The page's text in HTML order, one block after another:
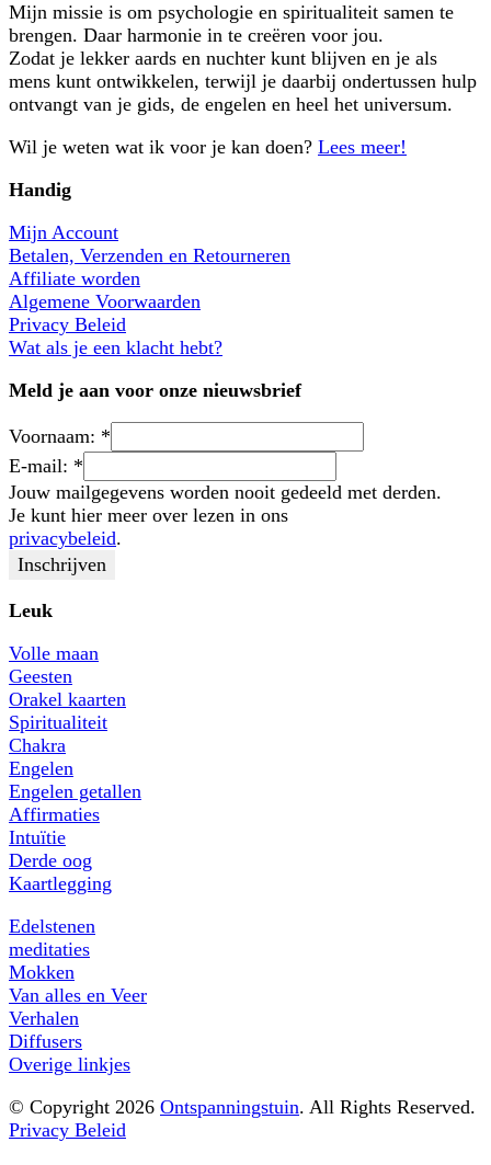
Mijn missie is om psychologie en spiritualiteit samen te
brengen. Daar harmonie in te creëren voor jou.
Zodat je lekker aards en nuchter kunt blijven en je als
mens kunt ontwikkelen, terwijl je daarbij ondertussen hulp
ontvangt van je gids, de engelen en heel het universum.
Wil je weten wat ik voor je kan doen? Lees meer!
Handig
Mijn Account
Betalen, Verzenden en Retourneren
Affiliate worden
Algemene Voorwaarden
Privacy Beleid
Wat als je een klacht hebt?
Meld je aan voor onze nieuwsbrief
Voornaam: *
E-mail: *
Jouw mailgegevens worden nooit gedeeld met derden.
Je kunt hier meer over lezen in ons
privacybeleid.
Leuk
Volle maan
Geesten
Orakel kaarten
Spiritualiteit
Chakra
Engelen
Engelen getallen
Affirmaties
Intuïtie
Derde oog
Kaartlegging
Edelstenen
meditaties
Mokken
Van alles en Veer
Verhalen
Diffusers
Overige linkjes
© Copyright 2026 Ontspanningstuin. All Rights Reserved.
Privacy Beleid